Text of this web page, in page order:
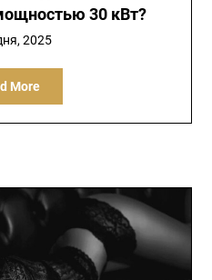
30 кВт?
2025
More